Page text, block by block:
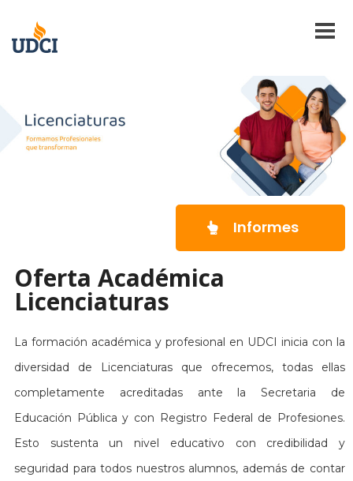
Informes
Oferta Académica
Licenciaturas
La formación académica y profesional en UDCI inicia con la
diversidad de Licenciaturas que ofrecemos, todas ellas
completamente acreditadas ante la Secretaria de
Educación Pública y con Registro Federal de Profesiones.
Esto sustenta un nivel educativo con credibilidad y
seguridad para todos nuestros alumnos, además de contar